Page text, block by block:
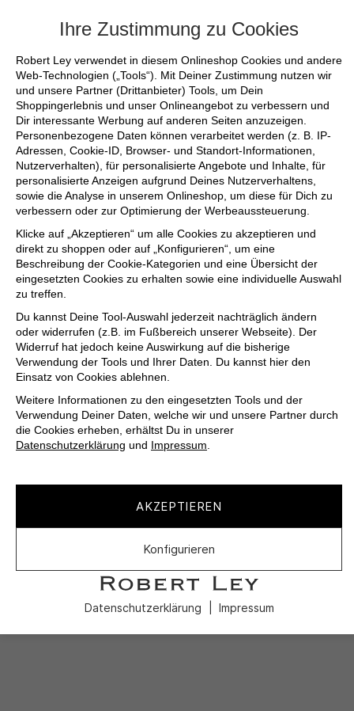
Ihre Zustimmung zu Cookies
Robert Ley verwendet in diesem Onlineshop Cookies und andere
Web-Technologien („Tools“). Mit Deiner Zustimmung nutzen wir
und unsere Partner (Drittanbieter) Tools, um Dein
Shoppingerlebnis und unser Onlineangebot zu verbessern und
Dir interessante Werbung auf anderen Seiten anzuzeigen.
Personenbezogene Daten können verarbeitet werden (z. B. IP-
Adressen, Cookie-ID, Browser- und Standort-Informationen,
Nutzerverhalten), für personalisierte Angebote und Inhalte, für
personalisierte Anzeigen aufgrund Deines Nutzerverhaltens,
sowie die Analyse in unserem Onlineshop, um diese für Dich zu
verbessern oder zur Optimierung der Werbeaussteuerung.
Klicke auf „Akzeptieren“ um alle Cookies zu akzeptieren und
direkt zu shoppen oder auf „Konfigurieren“, um eine
Beschreibung der Cookie-Kategorien und eine Übersicht der
eingesetzten Cookies zu erhalten sowie eine individuelle Auswahl
zu treffen.
Du kannst Deine Tool-Auswahl jederzeit nachträglich ändern
oder widerrufen (z.B. im Fußbereich unserer Webseite). Der
Widerruf hat jedoch keine Auswirkung auf die bisherige
Verwendung der Tools und Ihrer Daten. Du kannst hier den
Einsatz von Cookies ablehnen.
Weitere Informationen zu den eingesetzten Tools und der
Verwendung Deiner Daten, welche wir und unsere Partner durch
die Cookies erheben, erhältst Du in unserer
Datenschutzerklärung und Impressum.
AKZEPTIEREN
Konfigurieren
Datenschutzerklärung Impressum